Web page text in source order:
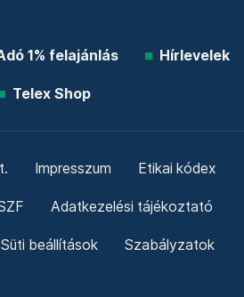
1% felajánlás Hírlevelek
Telex Shop
Impresszum Etikai kódex
Adatkezelési tájékoztató
Süti beállítások Szabályzatok